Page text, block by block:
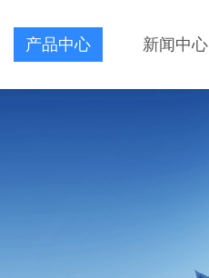
产品中心 新闻中心